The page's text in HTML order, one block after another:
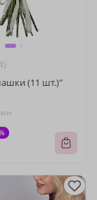
(11 шт.)"